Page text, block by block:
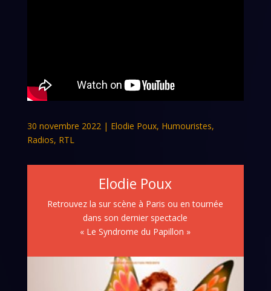
30 novembre 2022 | Elodie Poux, Humouristes,
Radios, RTL
Elodie Poux
Retrouvez la sur scène à Paris ou en tournée
dans son dernier spectacle
« Le Syndrome du Papillon »